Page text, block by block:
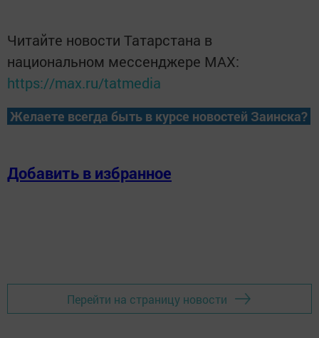
Читайте новости Татарстана в
национальном мессенджере MАХ:
https://max.ru/tatmedia
Желаете всегда быть в курсе новостей Заинска?
Добавить в избранное
Перейти на страницу новости